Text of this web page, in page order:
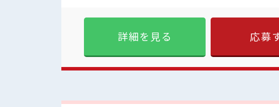
込み&通勤OK (4)カップルやお友達との同居
などなど... 赴任時は現地までの移動交通費も
心配不要♪ さらに制服は無料貸与になります！ ■職場の雰囲気 分からないことも聞きやす
アットホームな職場！ 空調完備で年中カイテ
な社員食堂あり♪ キバツ過ぎはNGですが髪の
詳細を見る 応募